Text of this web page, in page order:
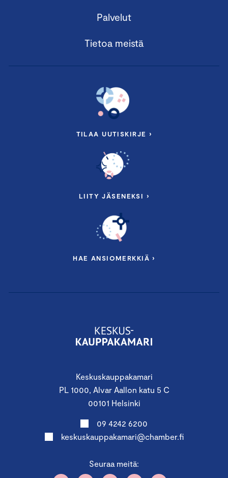
Keskuskauppakamari
PL 1000, Alvar Aallon katu 5 C
00101 Helsinki
09 4242 6200
keskuskauppakamari@chamber.fi
Seuraa meitä:
Palvelut
Tietoa meistä
TILAA UUTISKIRJE ›
LIITY JÄSENEKSI ›
HAE ANSIOMERKKIÄ ›